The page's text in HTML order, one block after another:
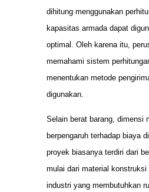
dihitung menggunakan
kapasitas armada dapat
optimal. Oleh karena itu,
memahami sistem
menentukan metode
digunakan.
Selain berat barang, dimensi
berpengaruh terhadap biaya
proyek biasanya terdiri dari
mulai dari material konstruksi
industri yang membutuhkan